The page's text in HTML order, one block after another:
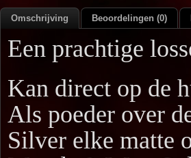
Omschrijving Beoordelingen (0)
Een prachtige
Kan direct op de
Als poeder over
Silver elke matte